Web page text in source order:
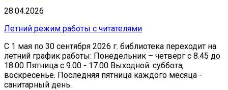
28.04.2026
Летний режим работы с читателями
С 1 мая по 30 сентября 2026 г. библиотека переходит на
летний график работы: Понедельник – четверг с 8.45 до
18.00 Пятница с 9.00 - 17.00 Выходной: суббота,
воскресенье. Последняя пятница каждого месяца -
санитарный день.